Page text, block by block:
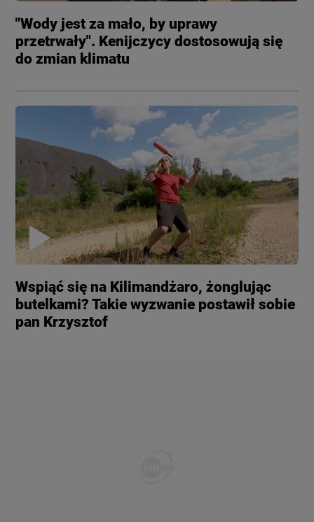
"Wody jest za mało, by uprawy
przetrwały". Kenijczycy dostosowują się
do zmian klimatu
Wspiąć się na Kilimandżaro, żonglując
butelkami? Takie wyzwanie postawił sobie
pan Krzysztof